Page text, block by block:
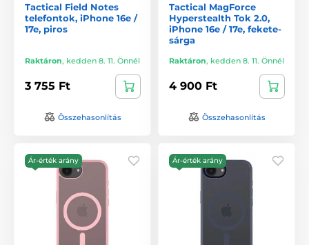
Tactical Field Notes
telefontok, iPhone 16e /
17e, piros
Raktáron, kedden 8. 11. Önnél
3 755 Ft
Összehasonlítás
Tactical MagForce
Hyperstealth Tok 2.0,
iPhone 16e / 17e, fekete-
sárga
Raktáron, kedden 8. 11. Önnél
4 900 Ft
Összehasonlítás
Ár-érték arány Ár-érték arány